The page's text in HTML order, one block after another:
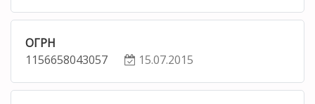
ОГРН
1156658043057
15.07.2015